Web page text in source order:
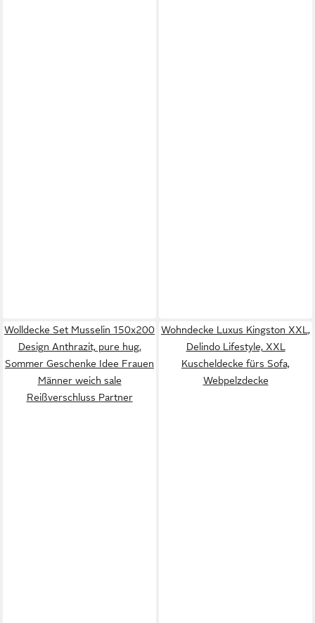
Wolldecke Set Musselin 150x200
Design Anthrazit, pure hug,
Sommer Geschenke Idee Frauen
Männer weich sale
Reißverschluss Partner
Wohndecke Luxus Kingston XXL,
Delindo Lifestyle, XXL
Kuscheldecke fürs Sofa,
Webpelzdecke